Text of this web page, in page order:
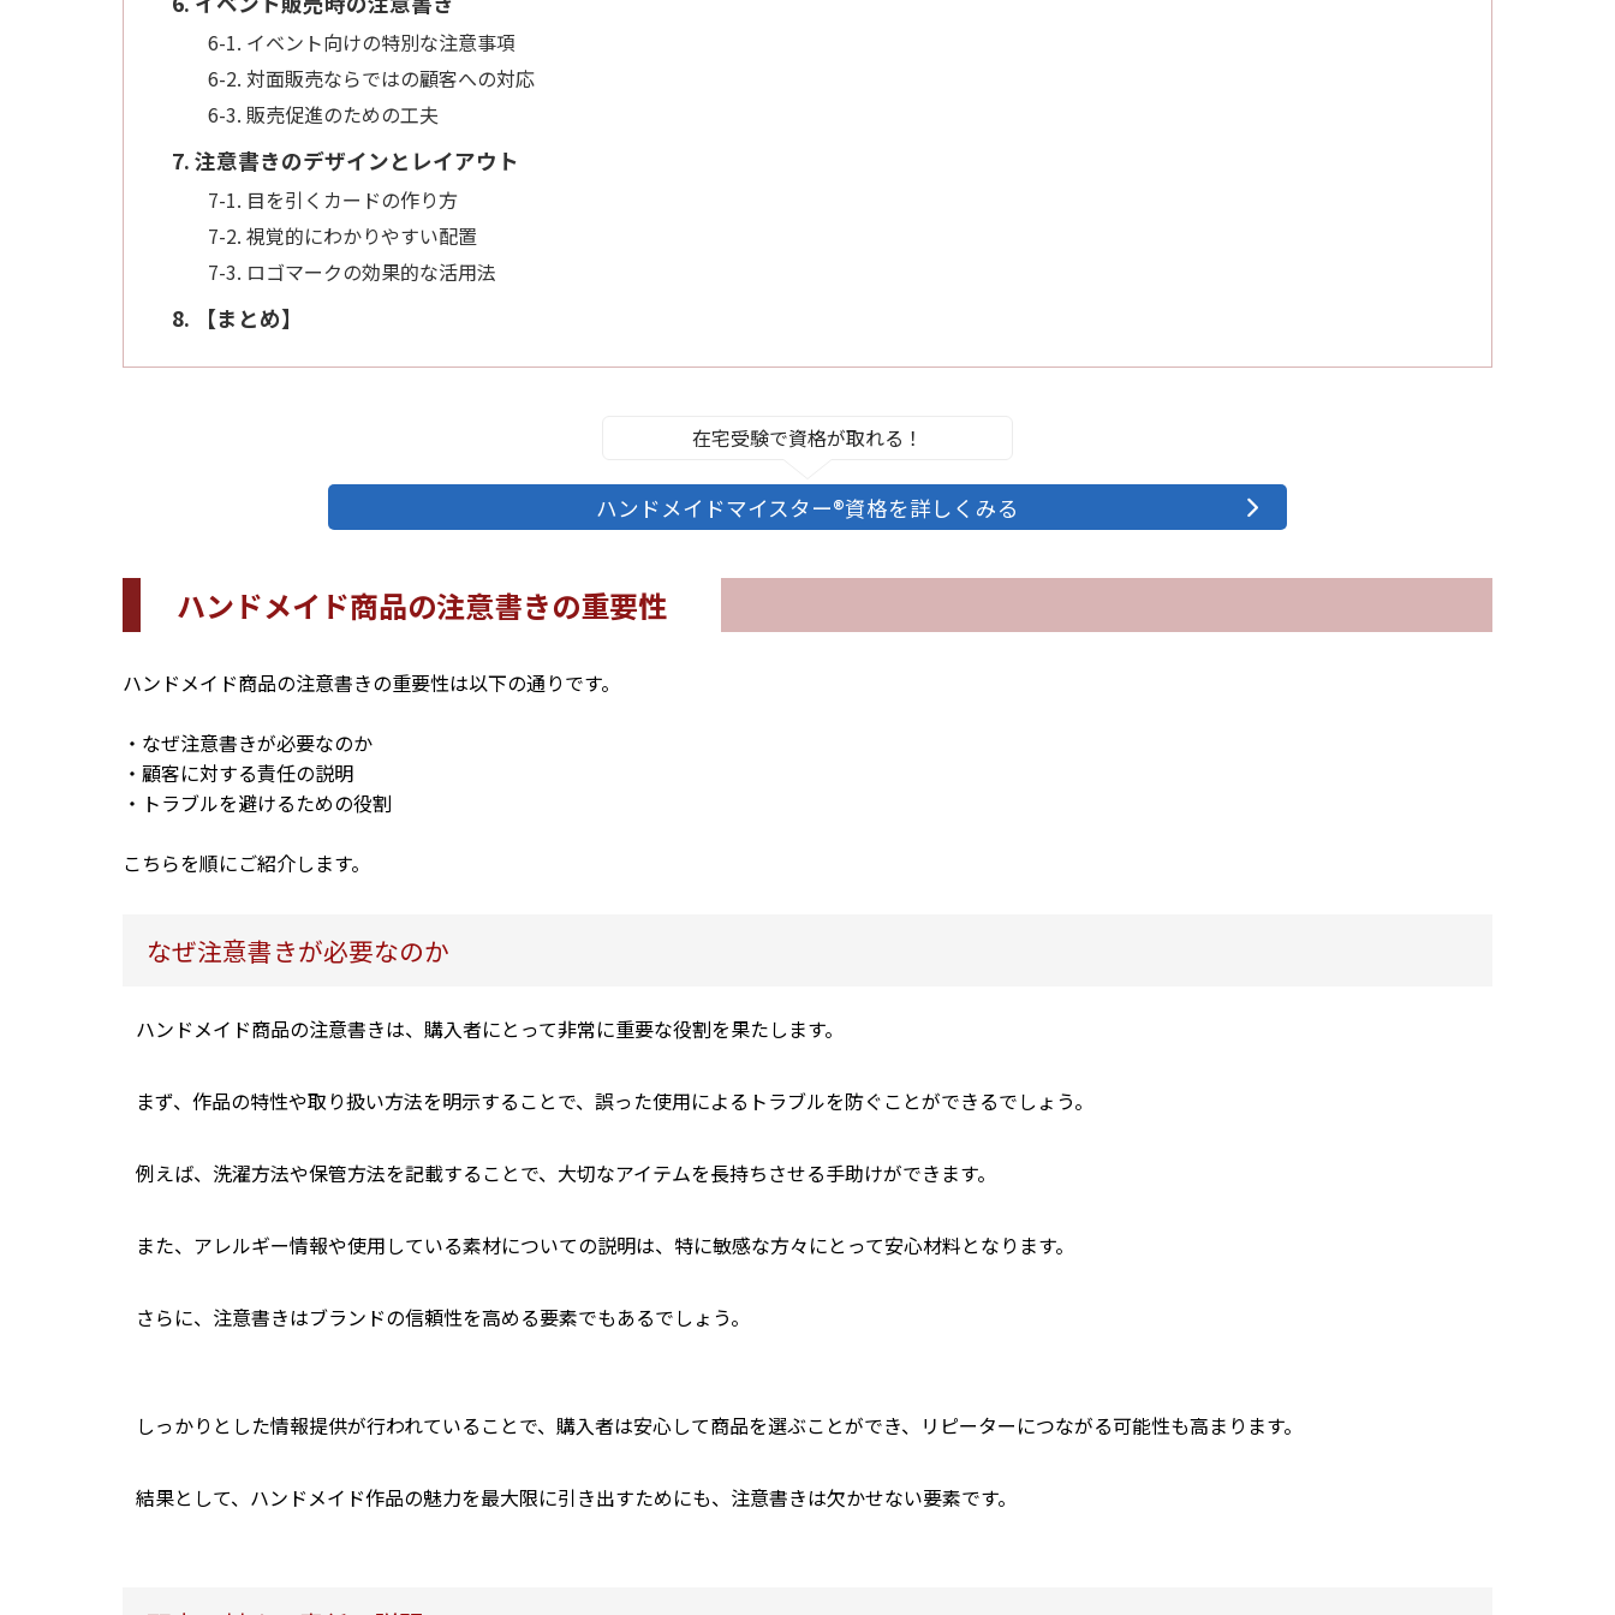
6-1. イベント向けの特別な注意事項
6-2. 対面販売ならではの顧客への対応
6-3. 販売促進のための工夫
7. 注意書きのデザインとレイアウト
7-1. 目を引くカードの作り方
7-2. 視覚的にわかりやすい配置
7-3. ロゴマークの効果的な活用法
8. 【まとめ】
在宅受験で資格が取れる！
ハンドメイドマイスター®資格を詳しくみる
ハンドメイド商品の注意書きの重要性
ハンドメイド商品の注意書きの重要性は以下の通りです。
・なぜ注意書きが必要なのか
・顧客に対する責任の説明
・トラブルを避けるための役割
こちらを順にご紹介します。
なぜ注意書きが必要なのか
ハンドメイド商品の注意書きは、購入者にとって非常に重要な役割を果たします。
まず、作品の特性や取り扱い方法を明示することで、誤った使用によるトラブルを防ぐことができるでしょう。
例えば、洗濯方法や保管方法を記載することで、大切なアイテムを長持ちさせる手助けができます。
また、アレルギー情報や使用している素材についての説明は、特に敏感な方々にとって安心材料となります。
さらに、注意書きはブランドの信頼性を高める要素でもあるでしょう。
しっかりとした情報提供が行われていることで、購入者は安心して商品を選ぶことができ、リピーターにつながる可能性も高まります。
結果として、ハンドメイド作品の魅力を最大限に引き出すためにも、注意書きは欠かせない要素です。